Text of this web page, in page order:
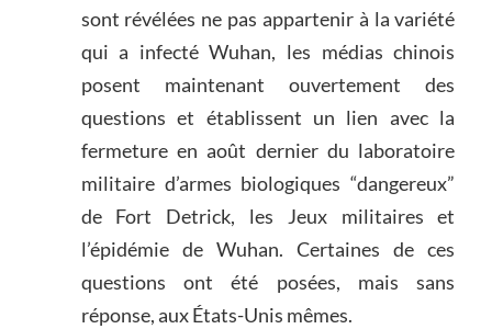
sont révélées ne pas appartenir à la variété
qui a infecté Wuhan, les médias chinois
posent maintenant ouvertement des
questions et établissent un lien avec la
fermeture en août dernier du laboratoire
militaire d’armes biologiques “dangereux”
de Fort Detrick, les Jeux militaires et
l’épidémie de Wuhan. Certaines de ces
questions ont été posées, mais sans
réponse, aux États-Unis mêmes.